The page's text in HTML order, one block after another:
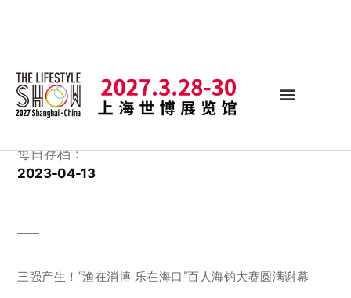
每日存档：
2023-04-13
三强产生！“渔在消博 乐在海口”百人海钓大赛圆满谢幕